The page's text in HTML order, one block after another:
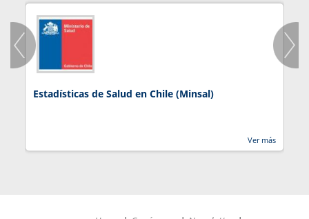
Estadísticas de Salud en Chile (Minsal)
Ver más